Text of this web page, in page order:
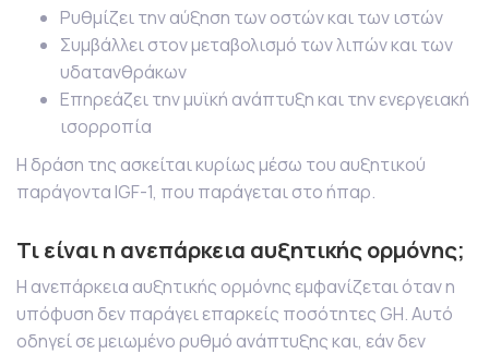
Ρυθμίζει την αύξηση των οστών και των ιστών
Συμβάλλει στον μεταβολισμό των λιπών και των
υδατανθράκων
Επηρεάζει την μυϊκή ανάπτυξη και την ενεργειακή
ισορροπία
Η δράση της ασκείται κυρίως μέσω του αυξητικού
παράγοντα IGF-1, που παράγεται στο ήπαρ.
Τι είναι η ανεπάρκεια αυξητικής ορμόνης;
Η ανεπάρκεια αυξητικής ορμόνης εμφανίζεται όταν η
υπόφυση δεν παράγει επαρκείς ποσότητες GH. Αυτό
οδηγεί σε μειωμένο ρυθμό ανάπτυξης και, εάν δεν